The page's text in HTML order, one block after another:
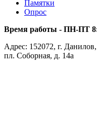
Памятки
Опрос
Время работы - ПН-ПТ
Адрес: 152072, г. Данилов,
пл. Соборная, д. 14а